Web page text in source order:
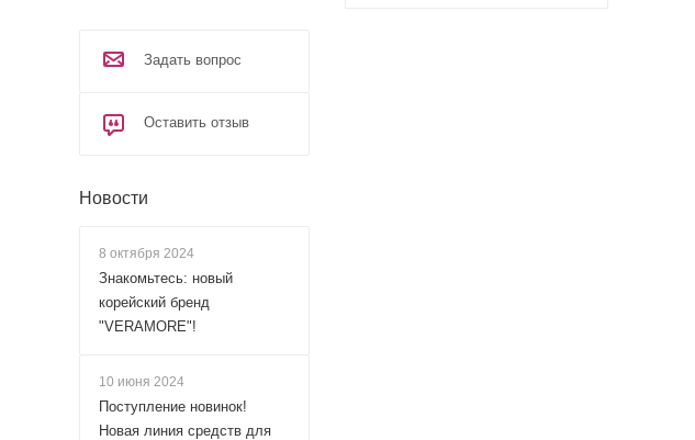
Задать вопрос
Оставить отзыв
Новости
8 октября 2024
Знакомьтесь: новый
корейский бренд
"VERAMORE"!
10 июня 2024
Поступление новинок!
Новая линия средств для